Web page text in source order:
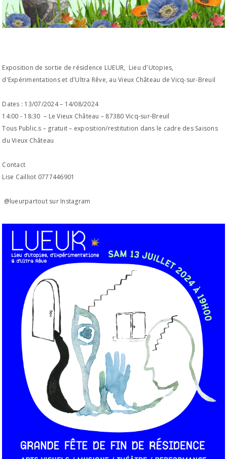
Exposition de sortie de résidence LUEUR, Lieu d'Utopies,
d'Expérimentations et d'Ultra Rêve, au Vieux Château de Vicq-sur-Breuil
Dates : 13/07/2024 – 14/08/2024
14:00 - 18:30 – Le Vieux Château – 87380 Vicq-sur-Breuil
Tous Public.s – gratuit – exposition/restitution dans le cadre des Saisons
du Vieux Château
Contact
Lise Cailliot 0777446901
@lueurpartout sur Instagram